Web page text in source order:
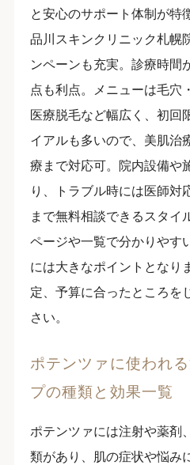
と安心のサポート体制が特
品川スキンクリニック札幌
ンペーンも充実。診療時間
点も利点。メニューは毛穴
医療脱毛など幅広く、初回
イアルも多いので、美肌治
療まで対応可。院内設備や
り、トラブル時には医師対
まで無料相談できるスタイ
ページや一覧で分かりやす
には大きなポイントとなり
定、予算に合ったところを
さい。
ポテンツァに使われ
プの種類と効果一覧
ポテンツァには注射や薬剤
類があり、肌の症状や悩み